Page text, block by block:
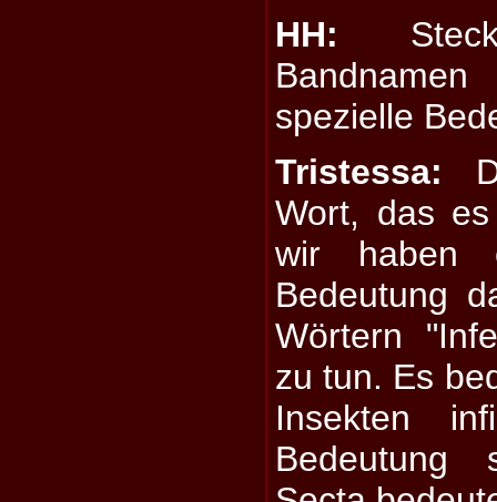
HH:
spezielle
Tristessa:
Wort, das
wir haben
Bedeutung
Wörtern
zu tun. Es
Insekten
Bedeutung